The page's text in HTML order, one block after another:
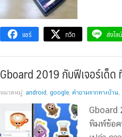
แชร์ ทวีต ส่งไลน์
Gboard 2019 กับฟีเจอร์เด็
หมวดหมู่: android , google, คำถามจากทางบ้าน,
Gboard
พิมพ์ข้อค